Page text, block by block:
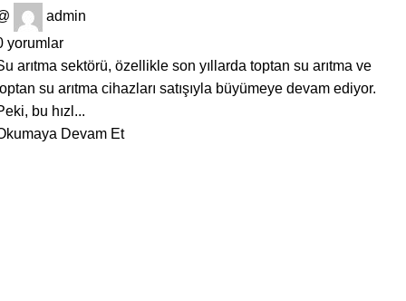
admin
yorumlar
arıtma sektörü, özellikle son yıllarda toptan su arıtma ve
su arıtma cihazları satışıyla büyümeye devam ediyor.
bu hızl...
Devam Et